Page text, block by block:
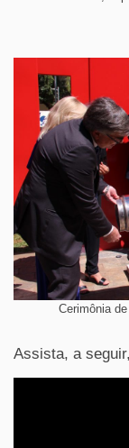
Cerimônia
Assista, a